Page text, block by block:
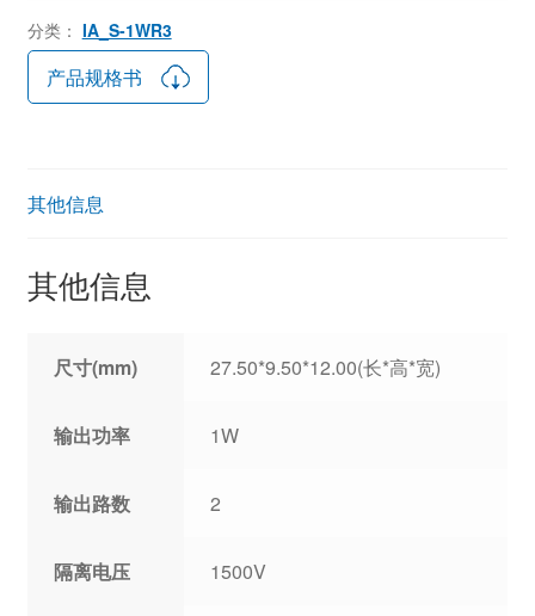
分类： IA_S-1WR3
产品规格书
其他信息
其他信息
尺寸(mm) 27.50*9.50*12.00(长*高*宽)
输出功率 1W
输出路数 2
隔离电压 1500V